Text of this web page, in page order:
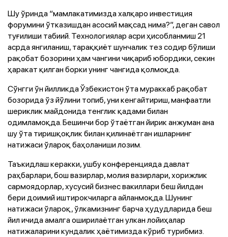
Шу ўринда “мамлакатимизда халқаро инвестиция
форумини ўтказишдан асосий мақсад нима?”, деган савол
туғилиши табиий. Технологиялар асри ҳисобланмиш 21
асрда янгиланиш, тараққиёт шунчалик тез содир бўлиши
рақобат бозорини ҳам чангини чиқариб юбордики, секин
ҳаракат қилган борки унинг чангида қолмоқда.
Сўнгги ўн йилликда Ўзбекистон ўта мураккаб рақобат
бозорида ўз йўлини топиб, уни кенгайтириш, манфаатли
шериклик майдонида тенглик қадами билан
одимламоқда. Бешинчи бор ўтаётган йирик анжуман ана
шу ўта тиришқоқлик билан қилинаётган ишларнинг
натижаси ўлароқ баҳоланиши лозим.
Таъкидлаш керакки, ушбу конференцияда давлат
раҳбарлари, бош вазирлар, молия вазирлари, хорижлик
сармоядорлар, хусусий бизнес вакиллари беш йилдан
бери доимий иштирокчиларга айланмоқда. Шунинг
натижаси ўлароқ, ўлкамизнинг барча ҳудудларида беш
йил ичида амалга оширилаётган улкан лойиҳалар
натижаларини кундалик ҳаётимизда кўриб турибмиз.